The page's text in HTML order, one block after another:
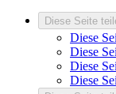
Diese Seite
Diese
Diese
Diese
Diese